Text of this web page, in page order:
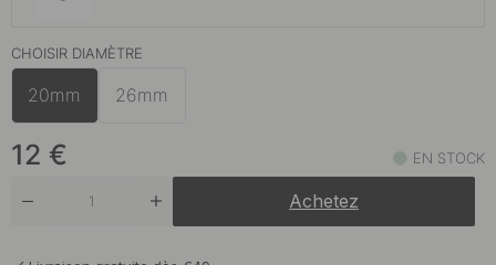
Bronze foncé
Bronze Antique
CHOISIR DIAMÈTRE
20mm 26mm
12 € EN STOCK
Achetez